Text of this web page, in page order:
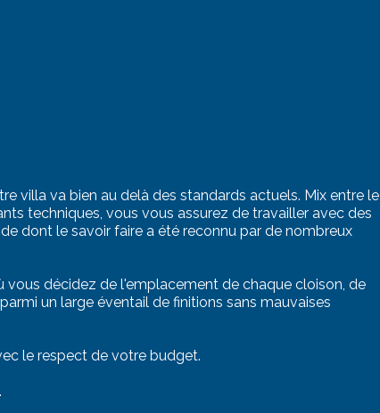
villa va bien au delà des standards actuels. Mix entre le
techniques, vous vous assurez de travailler avec des
dont le savoir faire a été reconnu par de nombreux
vous décidez de l'emplacement de chaque cloison, de
un large éventail de finitions sans mauvaises
le respect de votre budget.